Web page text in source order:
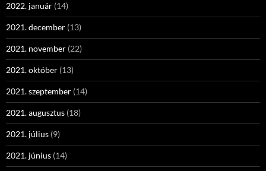
2022. január (14)
2021. december (13)
2021. november (22)
2021. október (13)
2021. szeptember (14)
2021. augusztus (18)
2021. július (9)
2021. június (14)